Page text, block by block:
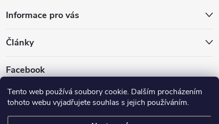
Tento web používá soubory cookie. Dalším procházením
tohoto webu vyjadřujete souhlas s jejich používáním.
Informace pro vás
Články
Facebook